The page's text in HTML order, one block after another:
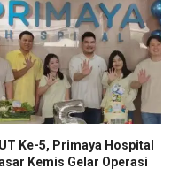
Ke-5, Primaya Hospital
Kemis Gelar Operasi